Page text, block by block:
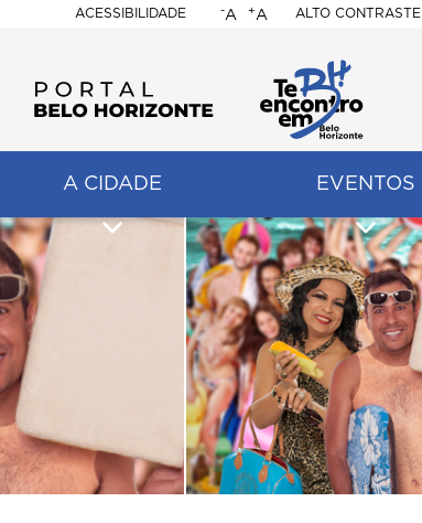
ACESSIBILIDADE
BELO
HORIZONTE
-A +A ALTO CONTRASTE
A CIDADE EVENTOS